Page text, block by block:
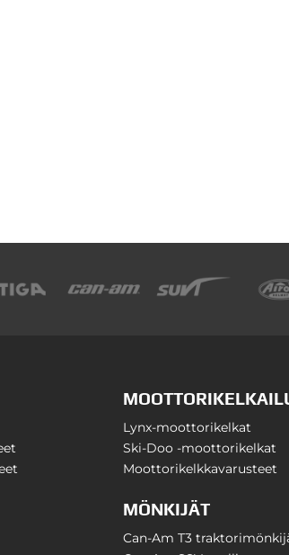
Lynx-moottorikelkat
Ski-Doo -moottorikelkat
Moottorikelkkavarusteet
MÖNKIJÄT
Can-Am T3